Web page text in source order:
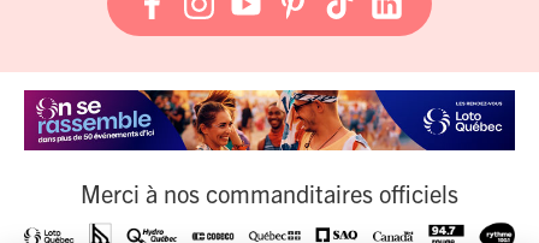
Merci à nos commanditaires officiels